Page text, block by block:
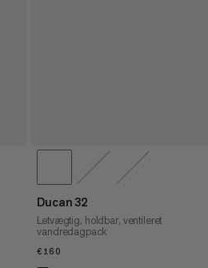
Ducan 32
Letvægtig, holdbar, ventileret
vandredagpack
€160